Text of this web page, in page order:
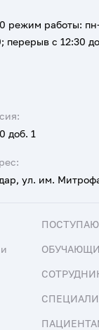
ул. им.
доб. 1
режим работы:
перерыв с 12:30